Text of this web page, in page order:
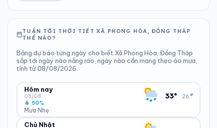
TUẦN TỚI THỜI TIẾT XÃ PHONG HÒA, ĐỒNG THÁP
THẾ NÀO?
Bảng dự báo từng ngày cho biết Xã Phong Hòa, Đồng Tháp
sắp tới ngày nào nắng ráo, ngày nào cần mang theo áo mưa,
tính từ 08/08/2026.
Hôm nay
08/08
Mưa Nhẹ
50%
33° 26°
▾
ĐỘ ẨM
Chủ Nhật